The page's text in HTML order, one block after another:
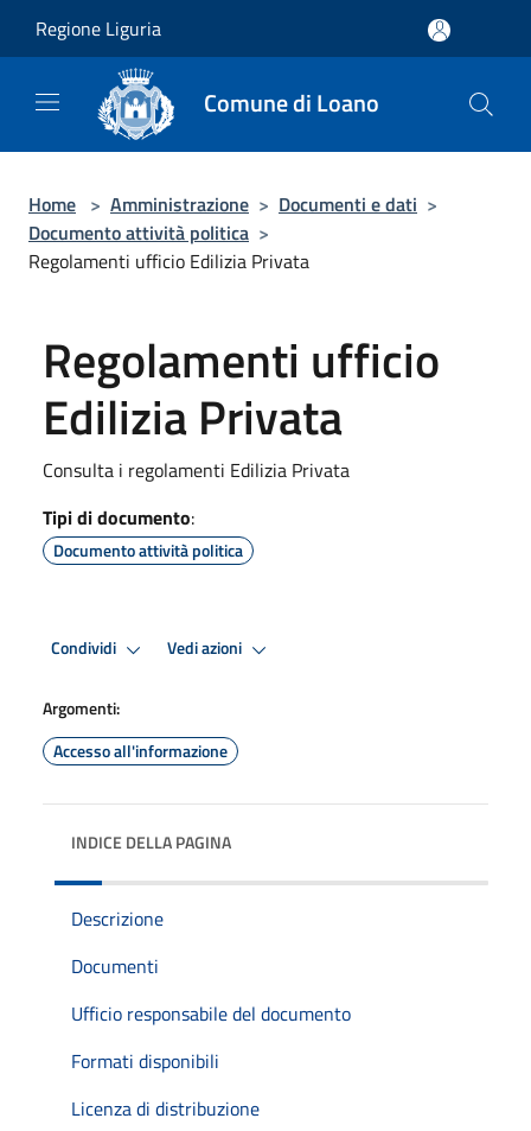
Regione Liguria
Comune di Loano
Home > Amministrazione > Documenti e dati >
Documento attività politica >
Regolamenti ufficio Edilizia Privata
Regolamenti ufficio
Edilizia Privata
Consulta i regolamenti Edilizia Privata
Tipi di documento:
Documento attività politica
Condividi Vedi azioni
Argomenti:
Accesso all'informazione
INDICE DELLA PAGINA
Descrizione
Documenti
Ufficio responsabile del documento
Formati disponibili
Licenza di distribuzione